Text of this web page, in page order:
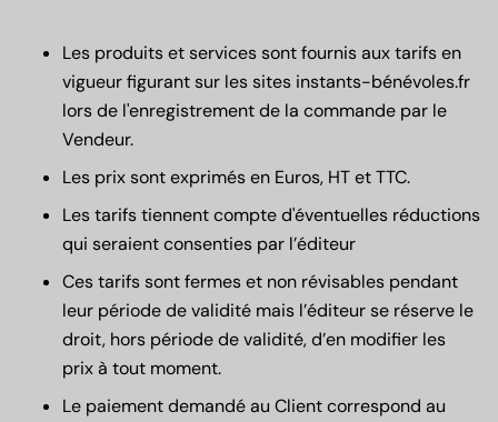
Les produits et services sont fournis aux tarifs en
vigueur figurant sur les sites instants-bénévoles.fr
lors de l'enregistrement de la commande par le
Vendeur.
Les prix sont exprimés en Euros, HT et TTC.
Les tarifs tiennent compte d'éventuelles réductions
qui seraient consenties par l’éditeur
Ces tarifs sont fermes et non révisables pendant
leur période de validité mais l’éditeur se réserve le
droit, hors période de validité, d’en modifier les
prix à tout moment.
Le paiement demandé au Client correspond au